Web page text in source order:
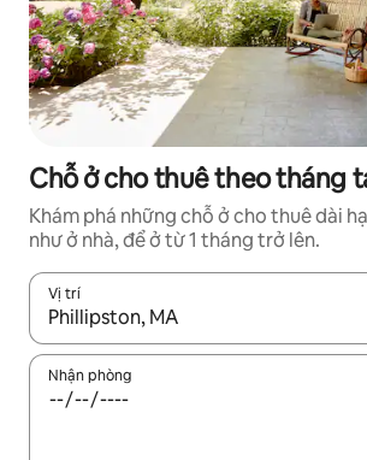
Chỗ ở cho thuê theo tháng
Khám phá những chỗ ở cho thuê dài
như ở nhà, để ở từ 1 tháng trở lên.
Vị trí
Khi có kết quả, hãy điều hướng bằng
Nhận phòng